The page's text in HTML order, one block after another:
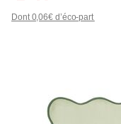
Dont 0,06€ d’éco-part